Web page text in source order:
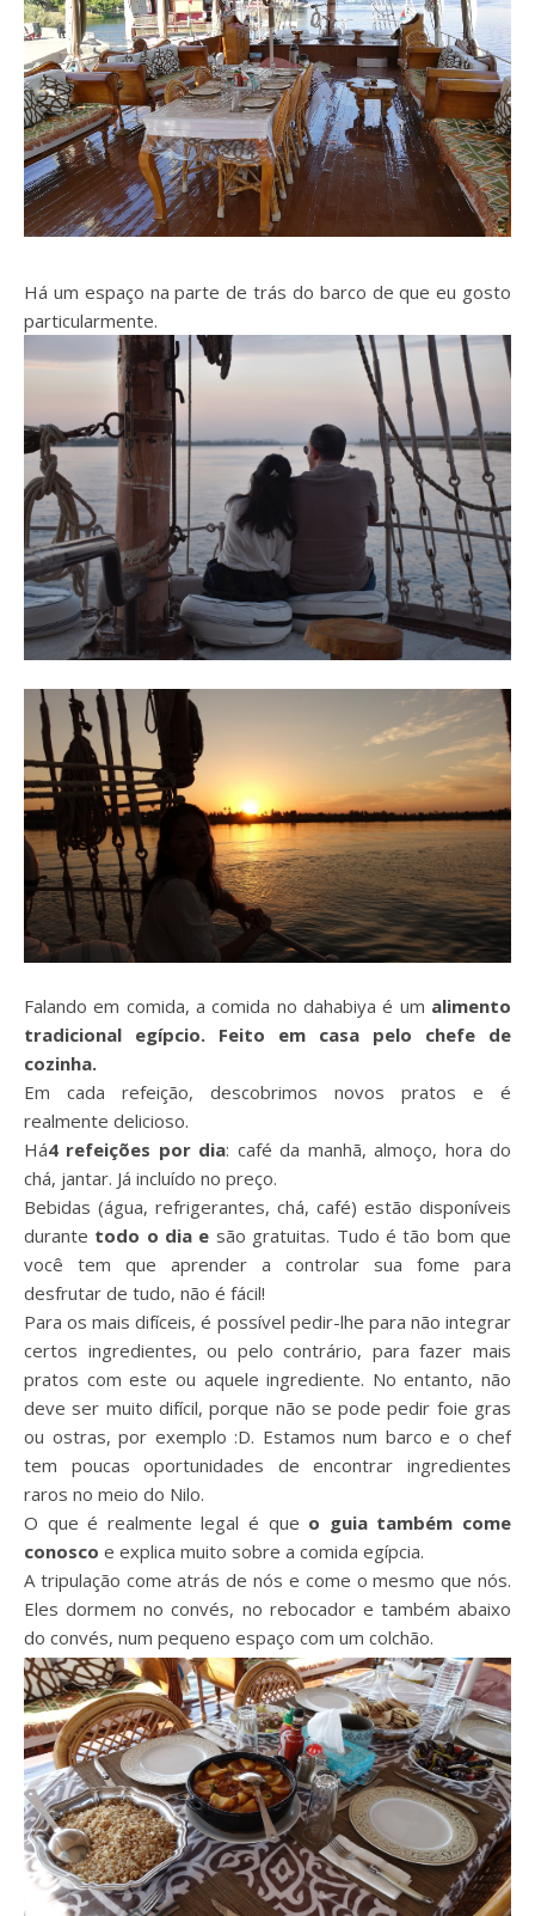
Há um espaço na parte de trás do barco de que eu gosto
particularmente.
Falando em comida, a comida no dahabiya é um alimento
tradicional egípcio. Feito em casa pelo chefe de
cozinha.
Em cada refeição, descobrimos novos pratos e é
realmente delicioso.
Há4 refeições por dia: café da manhã, almoço, hora do
chá, jantar. Já incluído no preço.
Bebidas (água, refrigerantes, chá, café) estão disponíveis
durante todo o dia e são gratuitas. Tudo é tão bom que
você tem que aprender a controlar sua fome para
desfrutar de tudo, não é fácil!
Para os mais difíceis, é possível pedir-lhe para não integrar
certos ingredientes, ou pelo contrário, para fazer mais
pratos com este ou aquele ingrediente. No entanto, não
deve ser muito difícil, porque não se pode pedir foie gras
ou ostras, por exemplo :D. Estamos num barco e o chef
tem poucas oportunidades de encontrar ingredientes
raros no meio do Nilo.
O que é realmente legal é que o guia também come
conosco e explica muito sobre a comida egípcia.
A tripulação come atrás de nós e come o mesmo que nós.
Eles dormem no convés, no rebocador e também abaixo
do convés, num pequeno espaço com um colchão.